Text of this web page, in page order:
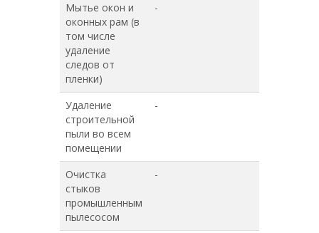
Мытье окон и
оконных рам (в
том числе
удаление
следов от
пленки)
-
Удаление
строительной
пыли во всем
помещении
-
Очистка
стыков
промышленным
пылесосом
-